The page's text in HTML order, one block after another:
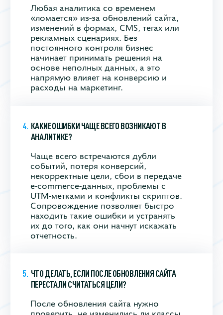
Любая аналитика со временем
«ломается» из-за обновлений сайта,
изменений в формах, CMS, тегах или
рекламных сценариях. Без
постоянного контроля бизнес
начинает принимать решения на
основе неполных данных, а это
напрямую влияет на конверсию и
расходы на маркетинг.
КАКИЕ ОШИБКИ ЧАЩЕ ВСЕГО ВОЗНИКАЮТ В
АНАЛИТИКЕ?
Чаще всего встречаются дубли
событий, потеря конверсий,
некорректные цели, сбои в передаче
e-commerce-данных, проблемы с
UTM-метками и конфликты скриптов.
Сопровождение позволяет быстро
находить такие ошибки и устранять
их до того, как они начнут искажать
отчетность.
ЧТО ДЕЛАТЬ, ЕСЛИ ПОСЛЕ ОБНОВЛЕНИЯ САЙТА
ПЕРЕСТАЛИ СЧИТАТЬСЯ ЦЕЛИ?
После обновления сайта нужно